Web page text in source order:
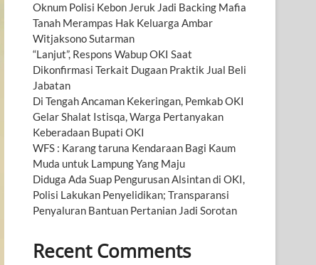
Oknum Polisi Kebon Jeruk Jadi Backing Mafia
Tanah Merampas Hak Keluarga Ambar
Witjaksono Sutarman
“Lanjut”, Respons Wabup OKI Saat
Dikonfirmasi Terkait Dugaan Praktik Jual Beli
Jabatan
Di Tengah Ancaman Kekeringan, Pemkab OKI
Gelar Shalat Istisqa, Warga Pertanyakan
Keberadaan Bupati OKI
WFS : Karang taruna Kendaraan Bagi Kaum
Muda untuk Lampung Yang Maju
Diduga Ada Suap Pengurusan Alsintan di OKI,
Polisi Lakukan Penyelidikan; Transparansi
Penyaluran Bantuan Pertanian Jadi Sorotan
Recent Comments